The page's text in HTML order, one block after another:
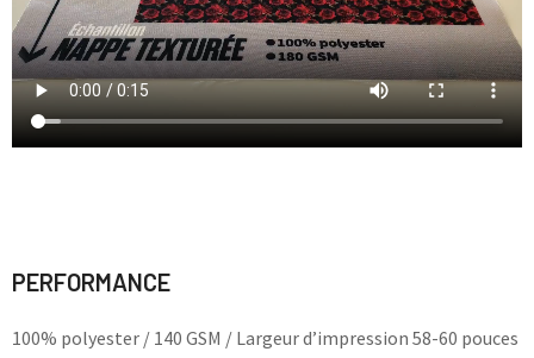
PERFORMANCE
100% polyester / 140 GSM / Largeur d’impression 58-60 pouces